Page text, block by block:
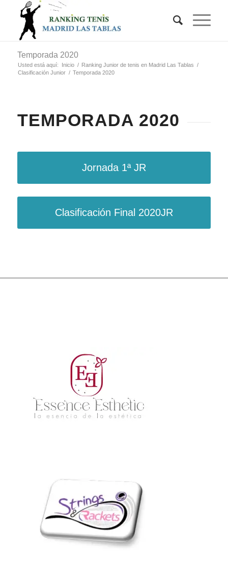
Temporada 2020
Usted está aquí: Inicio / Ranking Junior de tenis en Madrid Las Tablas /
Clasificación Junior / Temporada 2020
TEMPORADA 2020
Jornada 1ª JR
Clasificación Final 2020JR